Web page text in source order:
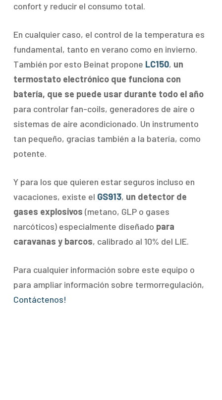
confort y reducir el consumo total.
En cualquier caso, el control de la temperatura es
fundamental, tanto en verano como en invierno.
También por esto Beinat propone LC150, un
termostato electrónico que funciona con
batería, que se puede usar durante todo el año
para controlar fan-coils, generadores de aire o
sistemas de aire acondicionado. Un instrumento
tan pequeño, gracias también a la batería, como
potente.
Y para los que quieren estar seguros incluso en
vacaciones, existe el GS913, un detector de
gases explosivos (metano, GLP o gases
narcóticos) especialmente diseñado para
caravanas y barcos, calibrado al 10% del LIE.
Para cualquier información sobre este equipo o
para ampliar información sobre termorregulación,
Contáctenos!